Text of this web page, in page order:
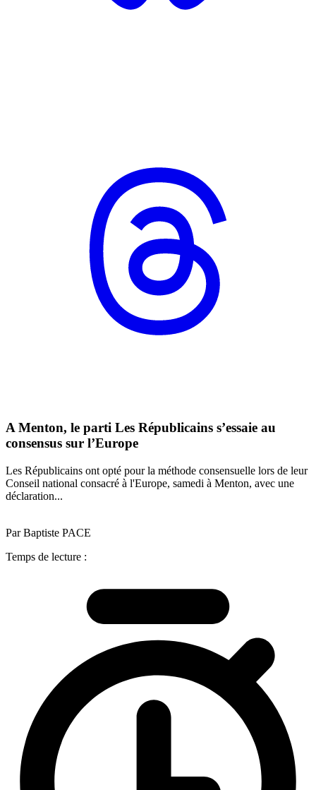
A Menton, le parti Les Républicains s’essaie au
consensus sur l’Europe
Les Républicains ont opté pour la méthode consensuelle lors de leur
Conseil national consacré à l'Europe, samedi à Menton, avec une
déclaration...
Par Baptiste PACE
Temps de lecture :